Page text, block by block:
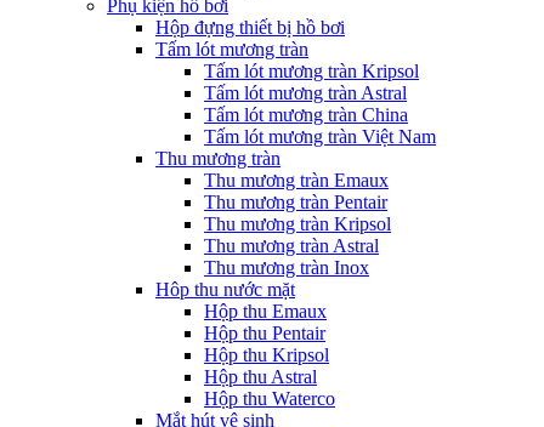
Phụ kiện hồ bơi
Hộp đựng thiết bị hồ bơi
Tấm lót mương tràn
Tấm lót mương tràn Kripsol
Tấm lót mương tràn Astral
Tấm lót mương tràn China
Tấm lót mương tràn Việt Nam
Thu mương tràn
Thu mương tràn Emaux
Thu mương tràn Pentair
Thu mương tràn Kripsol
Thu mương tràn Astral
Thu mương tràn Inox
Hôp thu nước mặt
Hộp thu Emaux
Hộp thu Pentair
Hộp thu Kripsol
Hộp thu Astral
Hộp thu Waterco
Mắt hút vệ sinh